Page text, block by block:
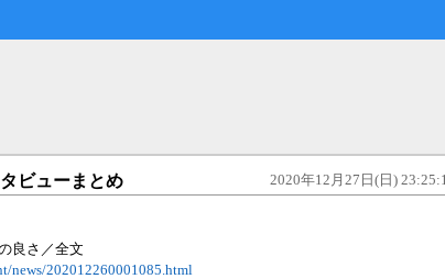
2020年12月27日(日)
ビューまとめ
良さ／全文
news/202012260001085.html